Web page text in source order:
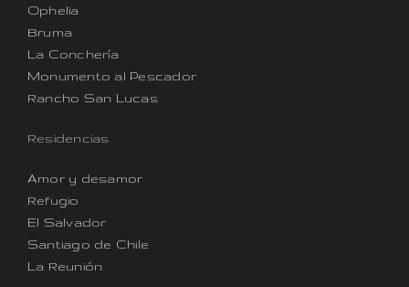
Ophelia
Bruma
La Conchería
Monumento al Pescador
Rancho San Lucas
Residencias
Amor y desamor
Refugio
El Salvador
Santiago de Chile
La Reunión